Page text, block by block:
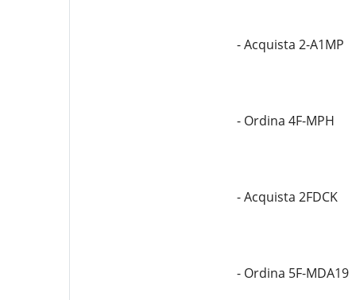
- Acquista 2-A1MP
- Ordina 4F-MPH
- Acquista 2FDCK
- Ordina 5F-MDA19